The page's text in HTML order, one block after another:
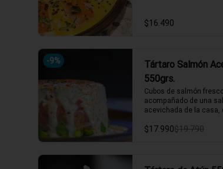
semillas de maracuyá
tostadas.
completa, salsas o
acompañamientos
$16.490
-9%
Tártaro Salmón
550grs.
Cubos de salmón
acompañado de una
acevichada de la casa,
acompañamientos
$17.990$19.790